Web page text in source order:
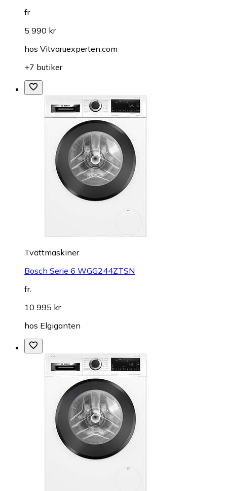
fr.
5 990 kr
hos Vitvaruexperten.com
+7 butiker
Tvättmaskiner
Bosch Serie 6 WGG244ZTSN
fr.
10 995 kr
hos Elgiganten